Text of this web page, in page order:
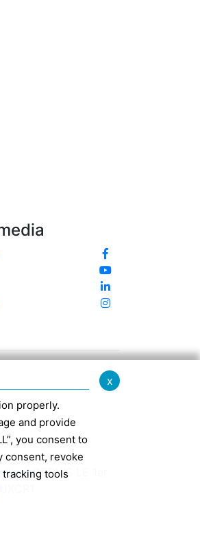
DEPUIS LE 1er
x
properly.
and provide
you consent to
consent, revoke
tools